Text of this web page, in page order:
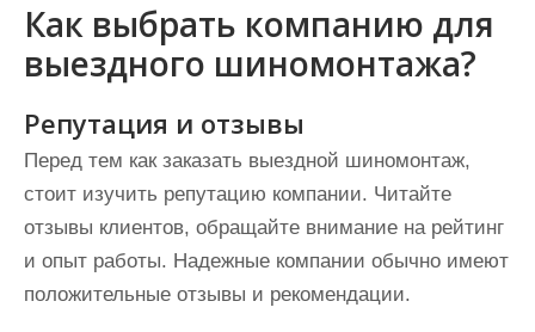
Как выбрать компанию для
выездного шиномонтажа?
Репутация и отзывы
Перед тем как заказать выездной шиномонтаж,
стоит изучить репутацию компании. Читайте
отзывы клиентов, обращайте внимание на рейтинг
и опыт работы. Надежные компании обычно имеют
положительные отзывы и рекомендации.